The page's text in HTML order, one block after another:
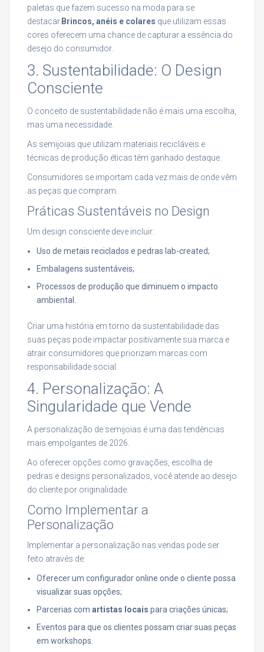
paletas que fazem sucesso na moda para se
destacar. Brincos, anéis e colares que utilizam essas
cores oferecem uma chance de capturar a essência do
desejo do consumidor.
3. Sustentabilidade: O Design
Consciente
O conceito de sustentabilidade não é mais uma escolha,
mas uma necessidade.
As semijoias que utilizam materiais recicláveis e
técnicas de produção éticas têm ganhado destaque.
Consumidores se importam cada vez mais de onde vêm
as peças que compram.
Práticas Sustentáveis no Design
Um design consciente deve incluir:
Uso de metais reciclados e pedras lab-created;
Embalagens sustentáveis;
Processos de produção que diminuem o impacto
ambiental.
Criar uma história em torno da sustentabilidade das
suas peças pode impactar positivamente sua marca e
atrair consumidores que priorizam marcas com
responsabilidade social.
4. Personalização: A
Singularidade que Vende
A personalização de semijoias é uma das tendências
mais empolgantes de 2026.
Ao oferecer opções como gravações, escolha de
pedras e designs personalizados, você atende ao desejo
do cliente por originalidade.
Como Implementar a
Personalização
Implementar a personalização nas vendas pode ser
feito através de:
Oferecer um configurador online onde o cliente possa
visualizar suas opções;
Parcerias com artistas locais para criações únicas;
Eventos para que os clientes possam criar suas peças
em workshops.